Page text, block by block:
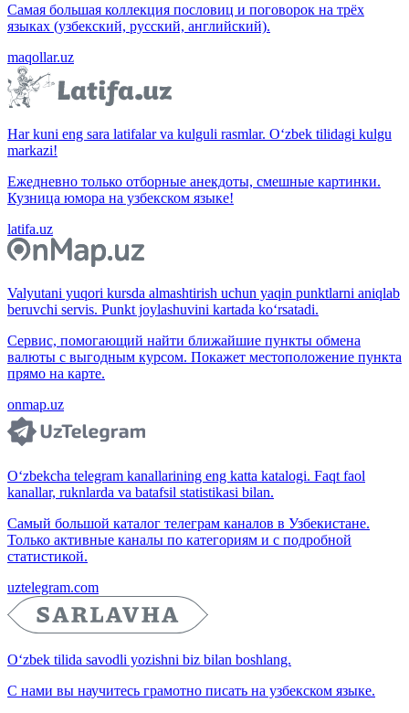
Самая большая коллекция пословиц и поговорок на трёх
языках (узбекский, русский, английский).
maqollar.uz
Har kuni eng sara latifalar va kulguli rasmlar. O‘zbek tilidagi kulgu
markazi!
Ежедневно только отборные анекдоты, смешные картинки.
Кузница юмора на узбекском языке!
latifa.uz
Valyutani yuqori kursda almashtirish uchun yaqin punktlarni aniqlab
beruvchi servis. Punkt joylashuvini kartada ko‘rsatadi.
Сервис, помогающий найти ближайшие пункты обмена
валюты с выгодным курсом. Покажет местоположение пункта
прямо на карте.
onmap.uz
O‘zbekcha telegram kanallarining eng katta katalogi. Faqt faol
kanallar, ruknlarda va batafsil statistikasi bilan.
Самый большой каталог телеграм каналов в Узбекистане.
Только активные каналы по категориям и с подробной
статистикой.
uztelegram.com
O‘zbek tilida savodli yozishni biz bilan boshlang.
С нами вы научитесь грамотно писать на узбекском языке.